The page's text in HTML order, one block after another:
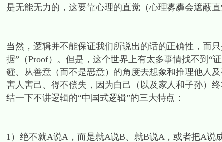
是无能无力的，这要靠心理的直觉（心理雾霾会遮蔽
当然，逻辑并不能保证我们所说出的话的正确性，而
据”（Proof）。但是，这个世界上有太多事情找不到“
霾、从善意（而不是恶意）的角度去想象和推理他人
害人害己、得不偿失，因为自己（以及家人和子孙）
结一下不讲逻辑的“中国式逻辑”的三大特点：
1）绝不就A说A，而是就A说B、就B说A，或者把A说